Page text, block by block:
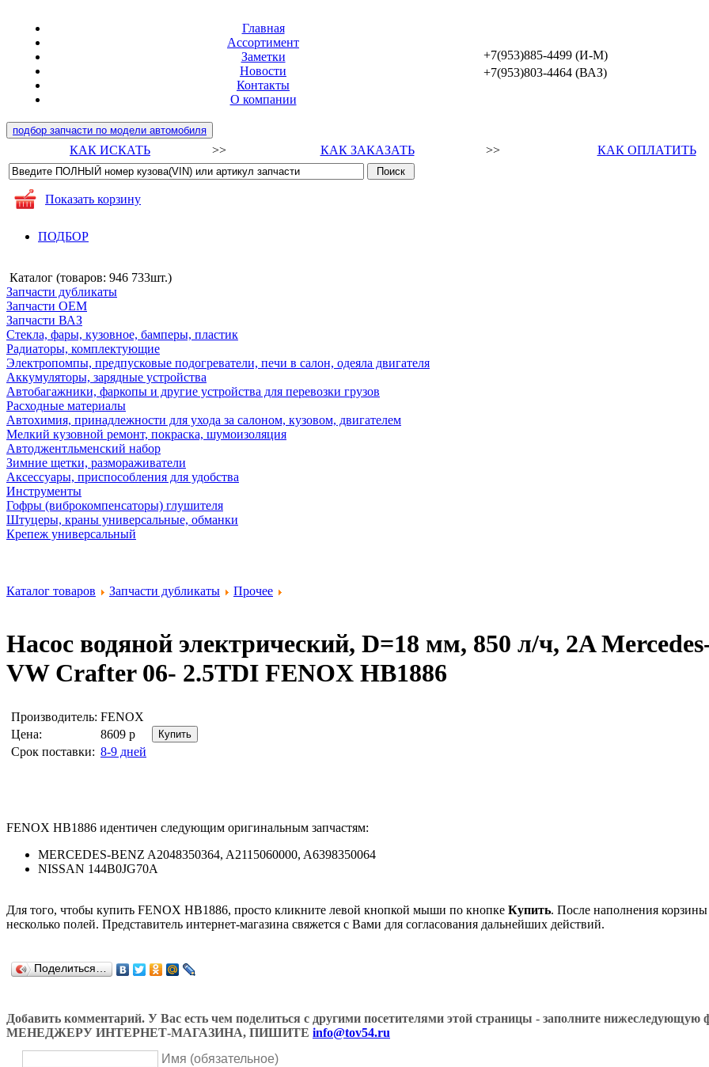
Главная
Ассортимент
Заметки
Новости
Контакты
О компании
+7(953)885-4499 (И-М)
+7(953)803-4464 (ВАЗ)
подбор запчасти по модели автомобиля
КАК ИСКАТЬ >> КАК ЗАКАЗАТЬ >> КАК ОПЛАТИТЬ
Показать корзину
ПОДБОР
Каталог (товаров: 946 733шт.)
Запчасти дубликаты
Запчасти ОЕМ
Запчасти ВАЗ
Стекла, фары, кузовное, бамперы, пластик
Радиаторы, комплектующие
Электропомпы, предпусковые подогреватели, печи в салон, одеяла двигателя
Аккумуляторы, зарядные устройства
Автобагажники, фаркопы и другие устройства для перевозки грузов
Расходные материалы
Автохимия, принадлежности для ухода за салоном, кузовом, двигателем
Мелкий кузовной ремонт, покраска, шумоизоляция
Автоджентльменский набор
Зимние щетки, размораживатели
Аксессуары, приспособления для удобства
Инструменты
Гофры (виброкомпенсаторы) глушителя
Штуцеры, краны универсальные, обманки
Крепеж универсальный
Каталог товаров Запчасти дубликаты Прочее
Насос водяной электрический, D=18 мм, 850 л/ч, 2A
VW Crafter 06- 2.5TDI FENOX HB1886
Производитель: FENOX
Цена:
8609 р
Срок поставки: 8-9 дней
FENOX HB1886 идентичен следующим оригинальным запчастям:
MERCEDES-BENZ A2048350364, A2115060000, A6398350064
NISSAN 144B0JG70A
Для того, чтобы купить FENOX HB1886, просто кликните левой кнопкой мыши по кнопке Купить. После наполнения корзины
несколько полей. Представитель интернет-магазина свяжется с Вами для согласования дальнейших действий.
Поделиться…
Добавить комментарий. У Вас есть чем поделиться с другими посетителями этой страницы - заполните
МЕНЕДЖЕРУ ИНТЕРНЕТ-МАГАЗИНА, ПИШИТЕ info@tov54.ru
Имя (обязательное)